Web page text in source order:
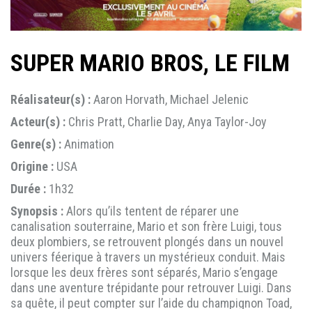
SUPER MARIO BROS, LE FILM
Réalisateur(s) :Aaron Horvath, Michael Jelenic
Acteur(s) : Chris Pratt, Charlie Day, Anya Taylor-Joy
Genre(s) :Animation
Origine : USA
Durée : 1h32
Synopsis :Alors qu’ils tentent de réparer une
canalisation souterraine, Mario et son frère Luigi, tous
deux plombiers, se retrouvent plongés dans un nouvel
univers féerique à travers un mystérieux conduit. Mais
lorsque les deux frères sont séparés, Mario s’engage
dans une aventure trépidante pour retrouver Luigi. Dans
sa quête, il peut compter sur l’aide du champignon Toad,